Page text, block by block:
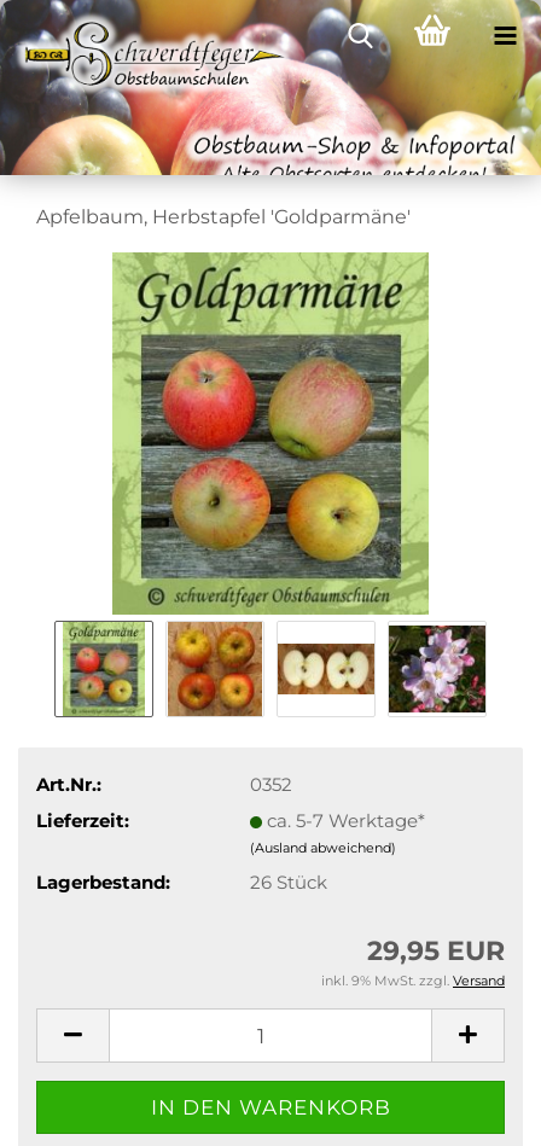
Apfelbaum, Herbstapfel 'Goldparmäne'
Art.Nr.:
0352
Lieferzeit:
ca. 5-7 Werktage*
(Ausland abweichend)
Lagerbestand: 26 Stück
29,95 EUR
inkl. 9% MwSt. zzgl. Versand